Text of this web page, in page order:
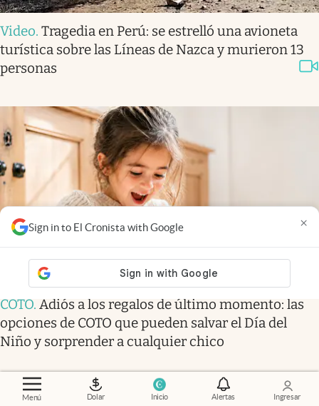
Menú Dolar Inicio Alertas Ingresar
Sign in to El Cronista with Google ×
Video. Tragedia en Perú: se estrelló una avioneta
turística sobre las Líneas de Nazca y murieron 13
personas
COTO. Adiós a los regalos de último momento: las
opciones de COTO que pueden salvar el Día del
Niño y sorprender a cualquier chico
Las más leídas